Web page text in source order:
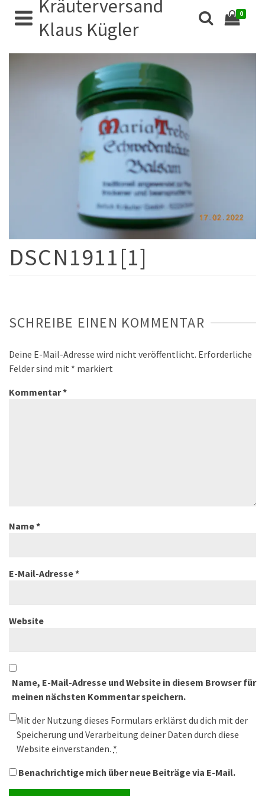
Kräuterversand
Klaus Kügler
0
DSCN1911[1]
SCHREIBE EINEN KOMMENTAR
Deine E-Mail-Adresse wird nicht veröffentlicht. Erforderliche
Felder sind mit * markiert
Kommentar*
Name*
E-Mail-Adresse*
Website
Name, E-Mail-Adresse und Website in diesem Browser für
meinen nächsten Kommentar speichern.
Mit der Nutzung dieses Formulars erklärst du dich mit der
Speicherung und Verarbeitung deiner Daten durch diese
Website einverstanden. *
Benachrichtige mich über neue Beiträge via E-Mail.